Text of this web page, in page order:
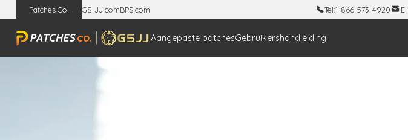
Patches Co. GS-JJ.comBPS.com Tel:1-866-573-4920
Aangepaste patchesGebruikershandleiding